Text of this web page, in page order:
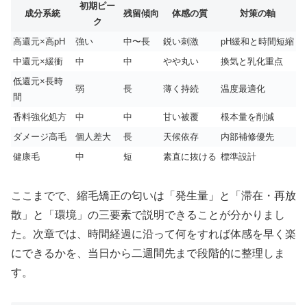
成分系統
初期ピー
ク
残留傾向 体感の質 対策の軸
高還元×高pH 強い 中〜長 鋭い刺激
pH緩和と時間短縮
中還元×緩衝
中 中 やや丸い
換気と乳化重点
低還元×長時
間
弱 長 薄く持続 温度最適化
香料強化処方 中 中 甘い被覆
根本量を削減
ダメージ高毛
個人差大 長 天候依存
内部補修優先
健康毛
中 短 素直に抜ける 標準設計
ここまでで、縮毛矯正の匂いは「発生量」と「滞在・再放
散」と「環境」の三要素で説明できることが分かりまし
た。次章では、時間経過に沿って何をすれば体感を早く楽
にできるかを、当日から二週間先まで段階的に整理しま
す。